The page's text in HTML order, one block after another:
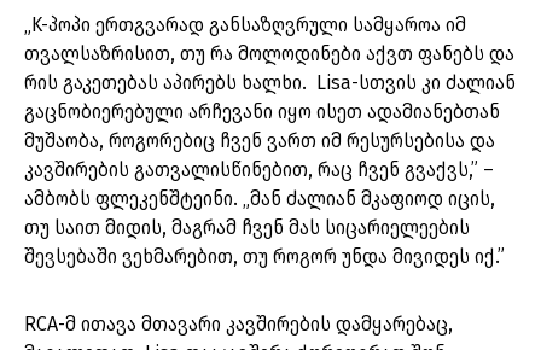
„K-პოპი ერთგვარად განსაზღვრული სამყაროა იმ
თვალსაზრისით, თუ რა მოლოდინები აქვთ ფანებს და
რის გაკეთებას აპირებს ხალხი. Lisa-სთვის კი ძალიან
გაცნობიერებული არჩევანი იყო ისეთ ადამიანებთან
მუშაობა, როგორებიც ჩვენ ვართ იმ რესურსებისა და
კავშირების გათვალისწინებით, რაც ჩვენ გვაქვს,” –
ამბობს ფლეკენშტეინი. „მან ძალიან მკაფიოდ იცის,
თუ საით მიდის, მაგრამ ჩვენ მას სიცარიელეების
შევსებაში ვეხმარებით, თუ როგორ უნდა მივიდეს იქ.”
RCA-მ ითავა მთავარი კავშირების დამყარებაც,